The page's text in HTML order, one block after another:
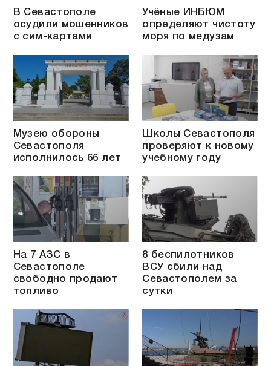
В Севастополе
осудили мошенников
с сим-картами
Учёные ИНБЮМ
определяют чистоту
моря по медузам
Музею обороны
Севастополя
исполнилось 66 лет
Школы Севастополя
проверяют к новому
учебному году
На 7 АЗС в
Севастополе
свободно продают
топливо
8 беспилотников
ВСУ сбили над
Севастополем за
сутки